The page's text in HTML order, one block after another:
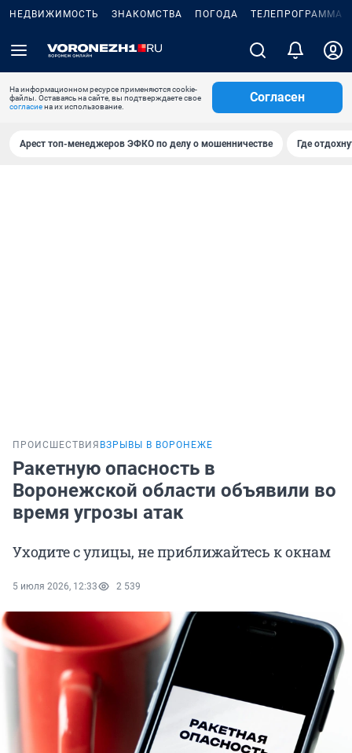
НЕДВИЖИМОСТЬ ЗНАКОМСТВА ПОГОДА ТЕЛЕПРОГРАММА
На информационном ресурсе применяются cookie-
файлы. Оставаясь на сайте, вы подтверждаете свое
согласиена их использование.
Согласен
Арест топ-менеджеров ЭФКО по делу о мошенничестве Где
ПРОИСШЕСТВИЯ ВЗРЫВЫ В ВОРОНЕЖЕ
Ракетную опасность в
Воронежской области объявили во
время угрозы атак
Уходите с улицы, не приближайтесь к окнам
5 июля 2026, 12:33 2 539